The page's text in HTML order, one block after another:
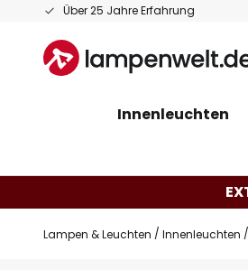
Über 25 Jahre Erfahrung
Zum
springen
Innenleuchten
Lampen & Leuchten Innenleuchten